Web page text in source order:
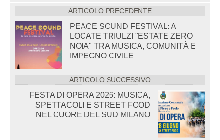
ARTICOLO PRECEDENTE
PEACE SOUND FESTIVAL: A
LOCATE TRIULZI "ESTATE ZERO
NOIA" TRA MUSICA, COMUNITÀ E
IMPEGNO CIVILE
ARTICOLO SUCCESSIVO
FESTA DI OPERA 2026: MUSICA,
SPETTACOLI E STREET FOOD
NEL CUORE DEL SUD MILANO